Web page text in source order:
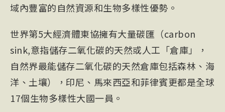
域內豐富的自然資源和生物多樣性優勢。
世界第5大經濟體東協擁有大量碳匯 （carbon
sink,意指儲存二氧化碳的天然或人工「倉庫」，
自然界最能儲存二氧化碳的天然倉庫包括森林、海
洋、土壤），印尼、馬來西亞和菲律賓更都是全球
17個生物多樣性大國一員。